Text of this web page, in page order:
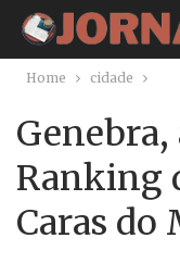
Home cidade
Ranking
Caras do